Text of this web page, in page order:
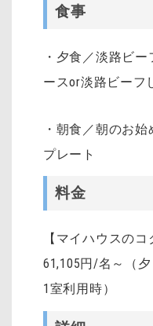
食事
・夕食／淡路ビ
ースor淡路ビーフ
・朝食／朝のお
プレート
料金
【マイハウスのコ
61,105円/名～（
1室利用時）